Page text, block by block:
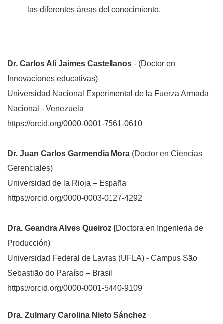
las diferentes áreas del conocimiento.
Dr. Carlos Alí Jaimes Castellanos - (Doctor en
Innovaciones educativas)
Universidad Nacional Experimental de la Fuerza Armada
Nacional - Venezuela
https://orcid.org/0000-0001-7561-0610
Dr. Juan Carlos Garmendia Mora (Doctor en Ciencias
Gerenciales)
Universidad de la Rioja – España
https://orcid.org/0000-0003-0127-4292
Dra. Geandra Alves Queiroz (Doctora en Ingenieria de
Producción)
Universidad Federal de Lavras (UFLA) - Campus São
Sebastião do Paraíso – Brasil
https://orcid.org/0000-0001-5440-9109
Dra. Zulmary Carolina Nieto Sánchez